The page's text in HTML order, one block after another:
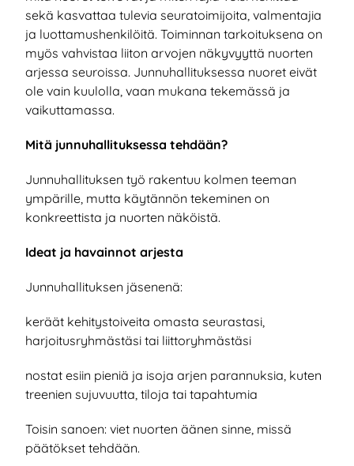
sekä kasvattaa tulevia seuratoimijoita, valmentajia
ja luottamushenkilöitä. Toiminnan tarkoituksena on
myös vahvistaa liiton arvojen näkyvyyttä nuorten
arjessa seuroissa. Junnuhallituksessa nuoret eivät
ole vain kuulolla, vaan mukana tekemässä ja
vaikuttamassa.
Mitä junnuhallituksessa tehdään?
Junnuhallituksen työ rakentuu kolmen teeman
ympärille, mutta käytännön tekeminen on
konkreettista ja nuorten näköistä.
Ideat ja havainnot arjesta
Junnuhallituksen jäsenenä:
keräät kehitystoiveita omasta seurastasi,
harjoitusryhmästäsi tai liittoryhmästäsi
nostat esiin pieniä ja isoja arjen parannuksia, kuten
treenien sujuvuutta, tiloja tai tapahtumia
Toisin sanoen: viet nuorten äänen sinne, missä
päätökset tehdään.